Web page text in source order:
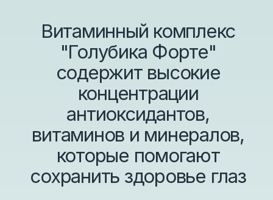
Экстракт
голубики и
черники
сталкиваются с нагрузкой —
компьютеры, смартфоны, стресс.
Голубика Форте создана, чтобы
защитить зрение, укрепить
иммунитет и сохранить энергию на
каждый день.
Улучшает остроту зрения, снижает
усталость глаз и помогает сохранять
их здоровье при высоких нагрузках